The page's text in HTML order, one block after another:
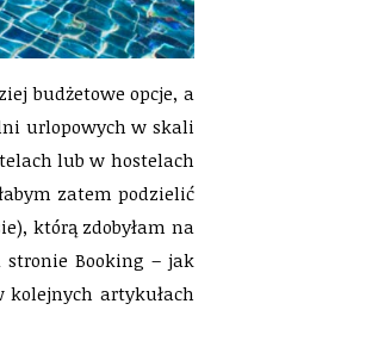
budżetowe opcje, a
urlopowych w skali
lub w hostelach
zatem podzielić
którą zdobyłam na
Booking – jak
artykułach